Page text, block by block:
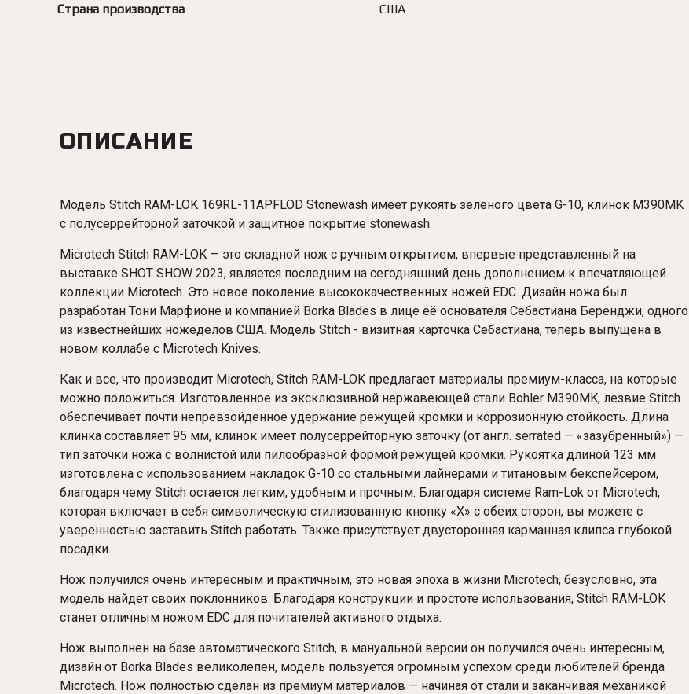
Страна производства США
ОПИСАНИЕ
Модель Stitch RAM-LOK 169RL-11APFLOD Stonewash имеет рукоять зеленого цвета G-10, клинок M390MK
с полусеррейторной заточкой и защитное покрытие stonewash.
Microtech Stitch RAM-LOK — это складной нож с ручным открытием, впервые представленный на
выставке SHOT SHOW 2023, является последним на сегодняшний день дополнением к впечатляющей
коллекции Microtech. Это новое поколение высококачественных ножей EDC. Дизайн ножа был
разработан Тони Марфионе и компанией Borka Blades в лице её основателя Себастиана Беренджи, одного
из известнейших ножеделов США. Модель Stitch - визитная карточка Себастиана, теперь выпущена в
новом коллабе с Microtech Knives.
Как и все, что производит Microtech, Stitch RAM-LOK предлагает материалы премиум-класса, на которые
можно положиться. Изготовленное из эксклюзивной нержавеющей стали Bohler M390MK, лезвие Stitch
обеспечивает почти непревзойденное удержание режущей кромки и коррозионную стойкость. Длина
клинка составляет 95 мм, клинок имеет полусеррейторную заточку (от англ. serrated — «зазубренный») —
тип заточки ножа с волнистой или пилообразной формой режущей кромки. Рукоятка длиной 123 мм
изготовлена ​​с использованием накладок G-10 со стальными лайнерами и титановым бекспейсером,
благодаря чему Stitch остается легким, удобным и прочным. Благодаря системе Ram-Lok от Microtech,
которая включает в себя символическую стилизованную кнопку «X» с обеих сторон, вы можете с
уверенностью заставить Stitch работать. Также присутствует двусторонняя карманная клипса глубокой
посадки.
Нож получился очень интересным и практичным, это новая эпоха в жизни Microtech, безусловно, эта
модель найдет своих поклонников. Благодаря конструкции и простоте использования, Stitch RAM-LOK
станет отличным ножом EDC для почитателей активного отдыха.
Нож выполнен на базе автоматического Stitch, в мануальной версии он получился очень интересным,
дизайн от Borka Blades великолепен, модель пользуется огромным успехом среди любителей бренда
Microtech. Нож полностью сделан из премиум материалов — начиная от стали и заканчивая механикой